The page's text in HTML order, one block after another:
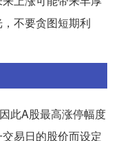
不要贪图短期利
此A股最高涨停幅度
易日的股价而设定